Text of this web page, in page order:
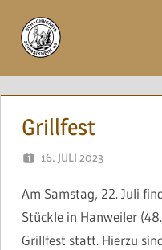
Inhalt
springen
Grillfest
16. JULI 2023
Am Samstag, 22. Juli
Stückle in Hanweiler
Grillfest statt. Hierzu